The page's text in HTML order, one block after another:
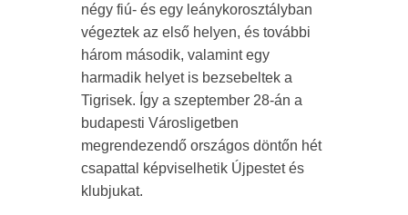
négy fiú- és egy leánykorosztályban
végeztek az első helyen, és további
három második, valamint egy
harmadik helyet is bezsebeltek a
Tigrisek. Így a szeptember 28-án a
budapesti Városligetben
megrendezendő országos döntőn hét
csapattal képviselhetik Újpestet és
klubjukat.